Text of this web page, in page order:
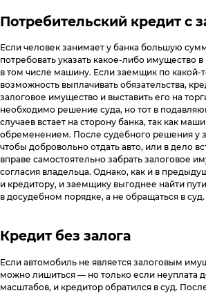
Потребительский кредит с
Если человек занимает у банка большую
потребовать указать какое-либо имущество в
в том числе машину. Если заемщик по какой-
возможность выплачивать обязательства,
залоговое имущество и выставить его на
необходимо решение суда, но тот в
случаев встает на сторону банка, так как
обременением. После судебного решения у
чтобы добровольно отдать авто, или в дело
вправе самостоятельно забрать залоговое
согласия владельца. Однако, как и в
и кредитору, и заемщику выгоднее найти
в досудебном порядке, а не обращаться в суд.
Кредит без залога
Если автомобиль не является залоговым
можно лишиться — но только если неуплата
масштабов, и кредитор обратился в суд.